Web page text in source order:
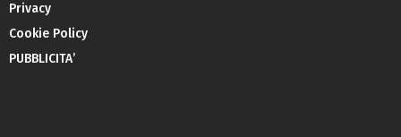
Privacy
Cookie Policy
PUBBLICITA’